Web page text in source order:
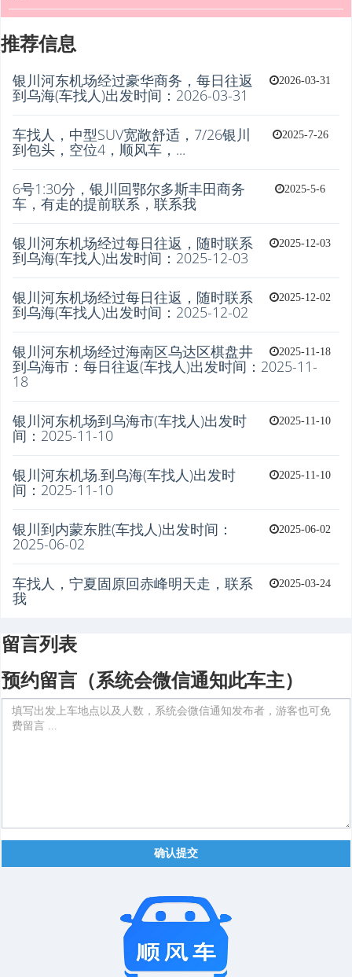
推荐信息
2026-03-31
银川河东机场经过豪华商务，每日往返
到乌海(车找人)出发时间：2026-03-31
2025-7-26
车找人，中型SUV宽敞舒适，7/26银川
到包头，空位4，顺风车，...
2025-5-6
6号1:30分，银川回鄂尔多斯丰田商务
车，有走的提前联系，联系我
2025-12-03
银川河东机场经过每日往返，随时联系
到乌海(车找人)出发时间：2025-12-03
2025-12-02
银川河东机场经过每日往返，随时联系
到乌海(车找人)出发时间：2025-12-02
2025-11-18
银川河东机场经过海南区乌达区棋盘井
到乌海市：每日往返(车找人)出发时间：2025-11-
18
2025-11-10
银川河东机场到乌海市(车找人)出发时
间：2025-11-10
2025-11-10
银川河东机场.到乌海(车找人)出发时
间：2025-11-10
2025-06-02
银川到内蒙东胜(车找人)出发时间：
2025-06-02
2025-03-24
车找人，宁夏固原回赤峰明天走，联系
我
留言列表
预约留言（系统会微信通知此车主）
确认提交